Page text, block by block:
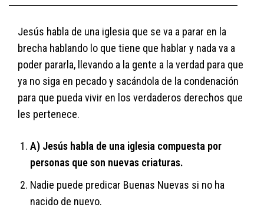
Jesús habla de una iglesia que se va a parar en la
brecha hablando lo que tiene que hablar y nada va a
poder pararla, llevando a la gente a la verdad para que
ya no siga en pecado y sacándola de la condenación
para que pueda vivir en los verdaderos derechos que
les pertenece.
A) Jesús habla de una iglesia compuesta por
personas que son nuevas criaturas.
Nadie puede predicar Buenas Nuevas si no ha
nacido de nuevo.